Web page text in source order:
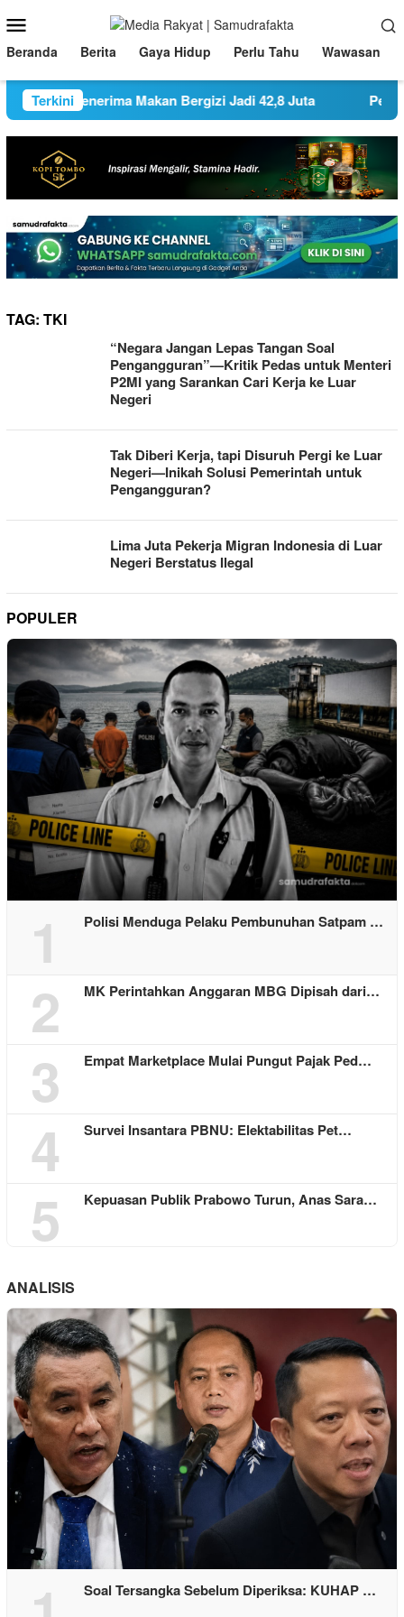
ke
kontenMobile
Beranda Berita Gaya Hidup Perlu Tahu Wawasan
Terkini
Penerima Makan Bergizi Jadi 42,8 Juta Pemkot
TAG: TKI
“Negara Jangan Lepas Tangan Soal
Pengangguran”—Kritik Pedas untuk Menteri
P2MI yang Sarankan Cari Kerja ke Luar
Negeri
Tak Diberi Kerja, tapi Disuruh Pergi ke Luar
Negeri—Inikah Solusi Pemerintah untuk
Pengangguran?
Lima Juta Pekerja Migran Indonesia di Luar
Negeri Berstatus Ilegal
POPULER
1 Polisi Menduga Pelaku Pembunuhan Satpam …
2 MK Perintahkan Anggaran MBG Dipisah dari…
3 Empat Marketplace Mulai Pungut Pajak Ped…
4 Survei Insantara PBNU: Elektabilitas Pet…
5 Kepuasan Publik Prabowo Turun, Anas Sara…
ANALISIS
Soal Tersangka Sebelum Diperiksa: KUHAP …